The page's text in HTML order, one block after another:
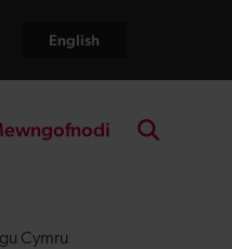
English
Cymru